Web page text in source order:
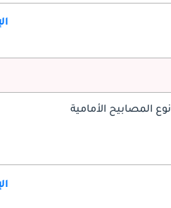
نوع المصابيح الأمامية